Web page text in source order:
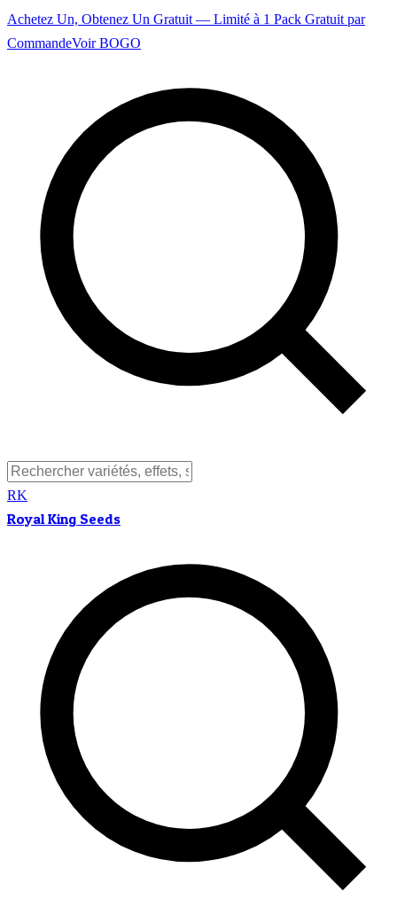
Achetez Un, Obtenez Un Gratuit — Limité à 1 Pack Gratuit par
CommandeVoir BOGO
RK
Royal King Seeds